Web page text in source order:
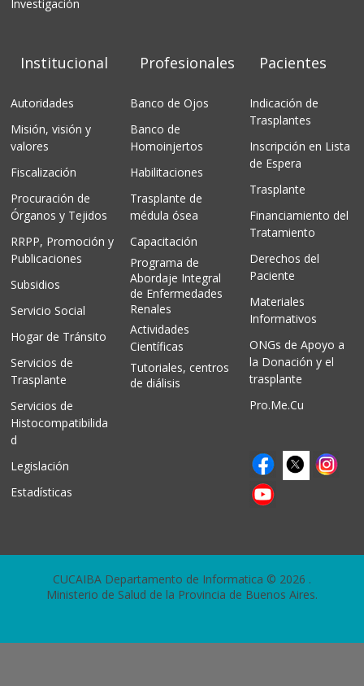
Investigación
Institucional
Autoridades
Misión, visión y
valores
Fiscalización
Procuración de
Órganos y Tejidos
RRPP, Promoción y
Publicaciones
Subsidios
Servicio Social
Hogar de Tránsito
Servicios de
Trasplante
Servicios de
Histocompatibilida
d
Legislación
Estadísticas
Profesionales
Banco de Ojos
Banco de
Homoinjertos
Habilitaciones
Trasplante de
médula ósea
Capacitación
Programa de
Abordaje Integral
de Enfermedades
Renales
Actividades
Científicas
Tutoriales, centros
de diálisis
Pacientes
Indicación de
Trasplantes
Inscripción en Lista
de Espera
Trasplante
Financiamiento del
Tratamiento
Derechos del
Paciente
Materiales
Informativos
ONGs de Apoyo a
la Donación y el
trasplante
Pro.Me.Cu
CUCAIBA Departamento de Informatica © 2026 .
Ministerio de Salud de la Provincia de Buenos Aires.